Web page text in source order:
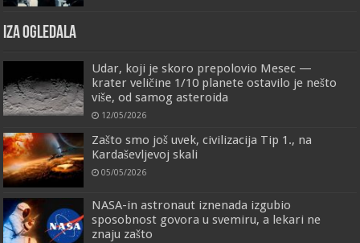
IZA OGLEDALA
Udar, koji je skoro prepolovio Mesec —
krater veličine 1/10 planete ostavilo je nešto
više, od samog asteroida
12/05/2026
Zašto smo još uvek, civilizacija Tip 1., na
Kardaševljevoj skali
05/05/2026
NASA-in astronaut iznenada izgubio
sposobnost govora u svemiru, a lekari ne
znaju zašto